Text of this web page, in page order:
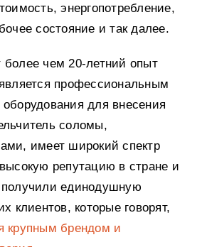
энергопотребление,
состояние и так далее.
чем 20-летний опыт
профессиональным
для внесения
соломы,
имеет широкий спектр
репутацию в стране и
единодушную
клиентов, которые говорят,
крупным брендом и